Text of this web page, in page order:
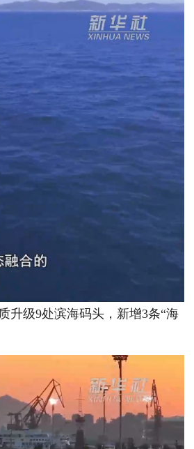
级9处滨海码头，新增3条“海